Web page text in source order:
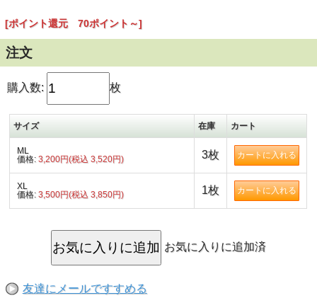
です！
MLサイズはMサイズを中心にした一般的なレディースフリ
ーなサイズ感。XLサイズはその名の通りLよりも大きめを着
られる方用の作りになっています。
とにかく国産品ではなかなかだせないこの雰囲気。
特にモノトーンな配色でシンプルに生地の右胸から肩ボディ
にかけてスタイリッシュに白でプリントされたティアレタパ
柄はステキのひとことです。
ざっくり着られて、こんな洗練されたデザインなら、ジーン
ズやレギンス、ガウチョとあわせるだけでシンプルスタイリ
ッシュな大人感が完成しちゃいますよ。
フラのレッスンはもちろん、普段着にもリゾートにも着回せ
ちゃう優秀な1着。これでこのお値段はゼッタイお買い得で
す♪
※MLサイズ3,520円／XLサイズ3,850円※
[ポイント還元 70ポイント～]
注文
購入数: 枚
サイズ 在庫 カート
ML
価格:3,200円(税込 3,520円) 3枚
XL
価格:3,500円(税込 3,850円) 1枚
お気に入りに追加済
友達にメールですすめる